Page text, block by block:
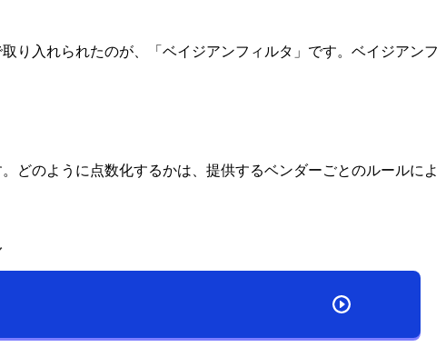
り入れられたのが、「ベイジアンフィルタ」です。ベイジアンフ
どのように点数化するかは、提供するベンダーごとのルールによ